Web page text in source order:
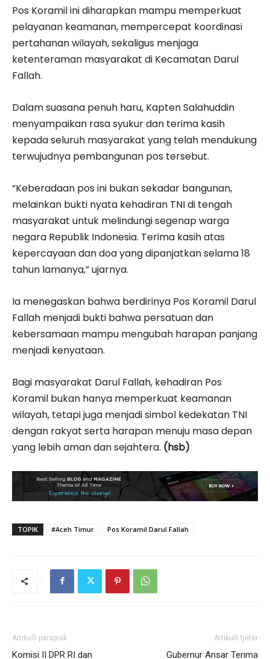
Pos Koramil ini diharapkan mampu memperkuat
pelayanan keamanan, mempercepat koordinasi
pertahanan wilayah, sekaligus menjaga
ketenteraman masyarakat di Kecamatan Darul
Fallah.
Dalam suasana penuh haru, Kapten Salahuddin
menyampaikan rasa syukur dan terima kasih
kepada seluruh masyarakat yang telah mendukung
terwujudnya pembangunan pos tersebut.
“Keberadaan pos ini bukan sekadar bangunan,
melainkan bukti nyata kehadiran TNI di tengah
masyarakat untuk melindungi segenap warga
negara Republik Indonesia. Terima kasih atas
kepercayaan dan doa yang dipanjatkan selama 18
tahun lamanya,” ujarnya.
Ia menegaskan bahwa berdirinya Pos Koramil Darul
Fallah menjadi bukti bahwa persatuan dan
kebersamaan mampu mengubah harapan panjang
menjadi kenyataan.
Bagi masyarakat Darul Fallah, kehadiran Pos
Koramil bukan hanya memperkuat keamanan
wilayah, tetapi juga menjadi simbol kedekatan TNI
dengan rakyat serta harapan menuju masa depan
yang lebih aman dan sejahtera. (hsb)
TOPIK #Aceh Timur Pos Koramil Darul Fallah
Artikulli paraprak
Komisi II DPR RI dan
Artikulli tjetër
Gubernur Ansar Terima